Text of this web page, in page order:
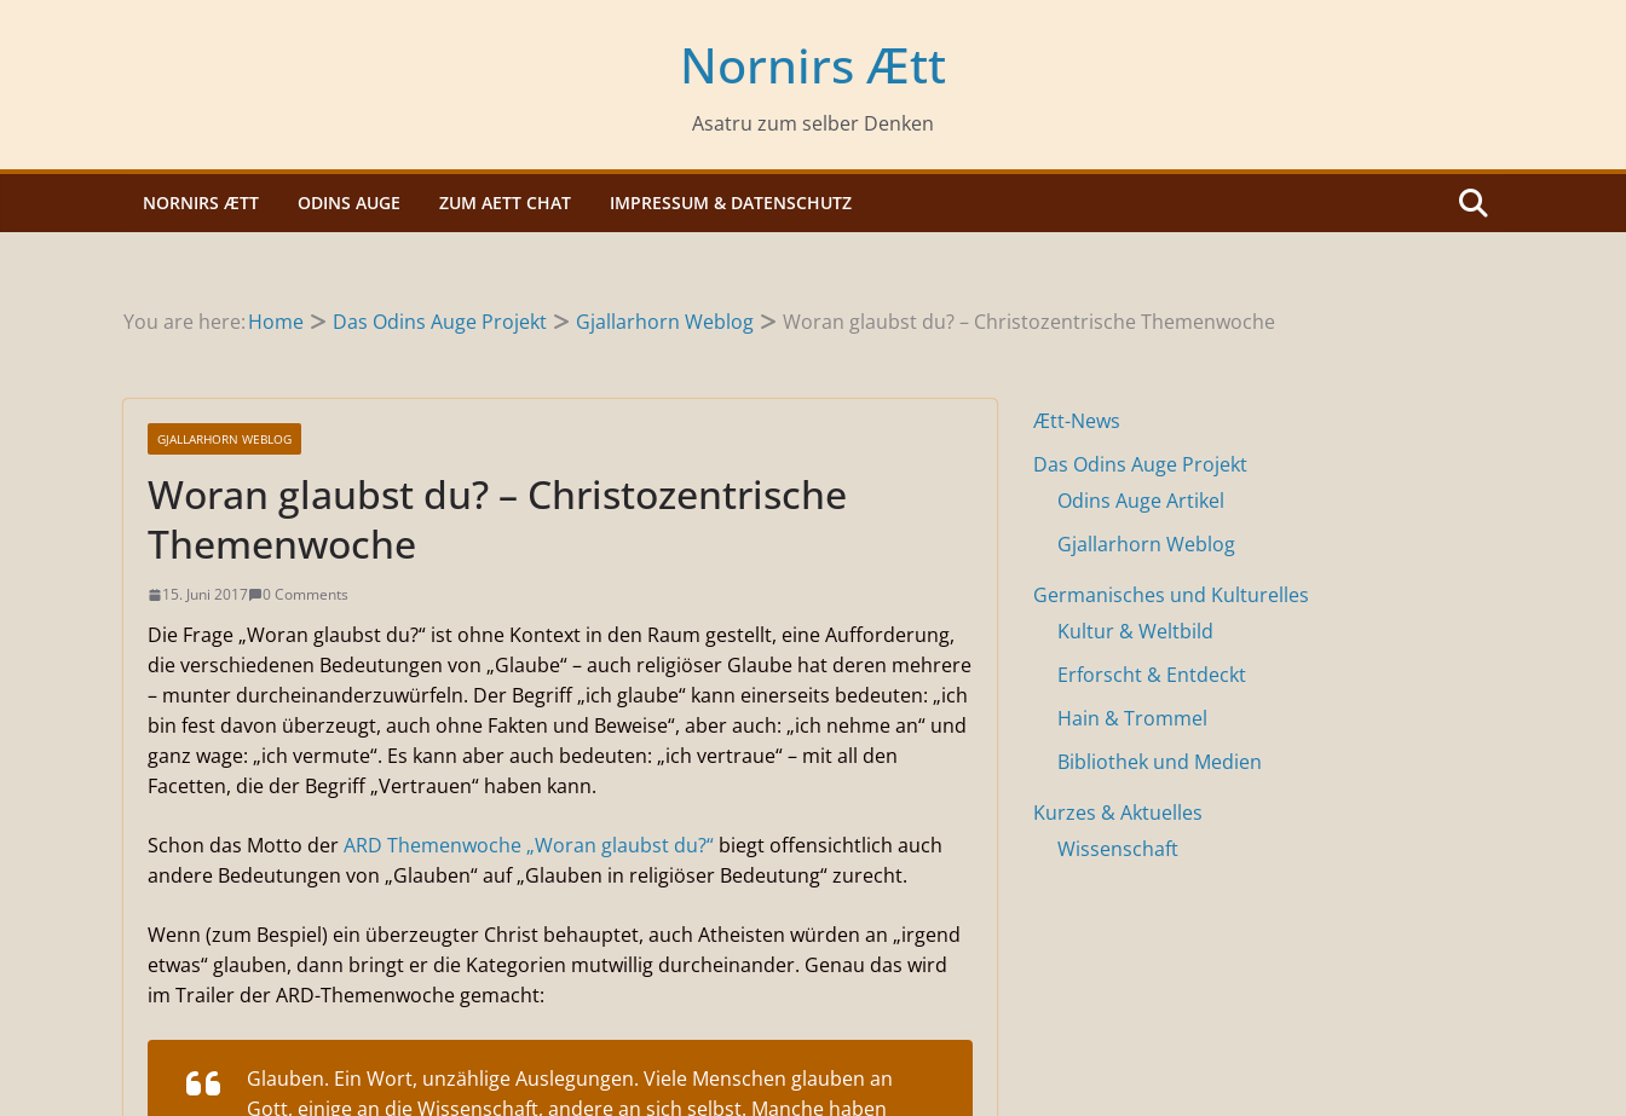
Nornirs Ætt
Asatru zum selber Denken
NORNIRS ÆTT ODINS AUGE ZUM AETT CHAT IMPRESSUM & DATENSCHUTZ
You are here:Home Das Odins Auge Projekt Gjallarhorn Weblog Woran glaubst du? – Christozentrische Themenwoche
GJALLARHORN WEBLOG
Woran glaubst du? – Christozentrische
Themenwoche
15. Juni 2017 0 Comments
Die Frage „Woran glaubst du?“ ist ohne Kontext in den Raum gestellt, eine Aufforderung,
die verschiedenen Bedeutungen von „Glaube“ – auch religiöser Glaube hat deren mehrere
– munter durcheinanderzuwürfeln. Der Begriff „ich glaube“ kann einerseits bedeuten: „ich
bin fest davon überzeugt, auch ohne Fakten und Beweise“, aber auch: „ich nehme an“ und
ganz wage: „ich vermute“. Es kann aber auch bedeuten: „ich vertraue“ – mit all den
Facetten, die der Begriff „Vertrauen“ haben kann.
Schon das Motto derARD Themenwoche „Woran glaubst du?“ biegt offensichtlich auch
andere Bedeutungen von „Glauben“ auf „Glauben in religiöser Bedeutung“ zurecht.
Wenn (zum Bespiel) ein überzeugter Christ behauptet, auch Atheisten würden an „irgend
etwas“ glauben, dann bringt er die Kategorien mutwillig durcheinander. Genau das wird
im Trailer der ARD-Themenwoche gemacht:
Glauben. Ein Wort, unzählige Auslegungen. Viele Menschen glauben an
Gott, einige an die Wissenschaft, andere an sich selbst. Manche haben
Ætt-News
Das Odins Auge Projekt
Odins Auge Artikel
Gjallarhorn Weblog
Germanisches und Kulturelles
Kultur & Weltbild
Erforscht & Entdeckt
Hain & Trommel
Bibliothek und Medien
Kurzes & Aktuelles
Wissenschaft